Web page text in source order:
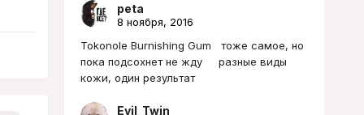
peta
8 ноября, 2016
Tokonole Burnishing Gum тоже самое, но
пока подсохнет не жду разные виды
кожи, один результат
Evil_Twin